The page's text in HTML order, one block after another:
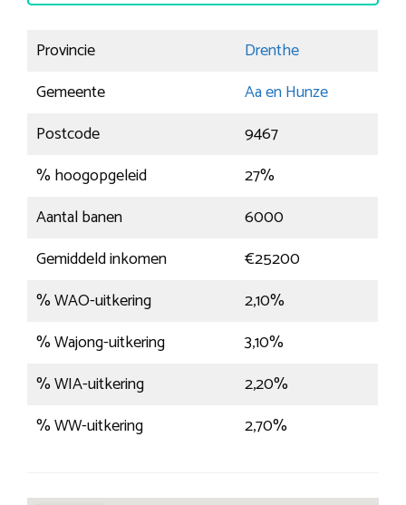
Provincie
Drenthe
Gemeente
Aa en Hunze
Postcode
9467
% hoogopgeleid
27%
Aantal banen
6000
Gemiddeld inkomen
€25200
% WAO-uitkering
2,10%
% Wajong-uitkering
3,10%
% WIA-uitkering
2,20%
% WW-uitkering
2,70%